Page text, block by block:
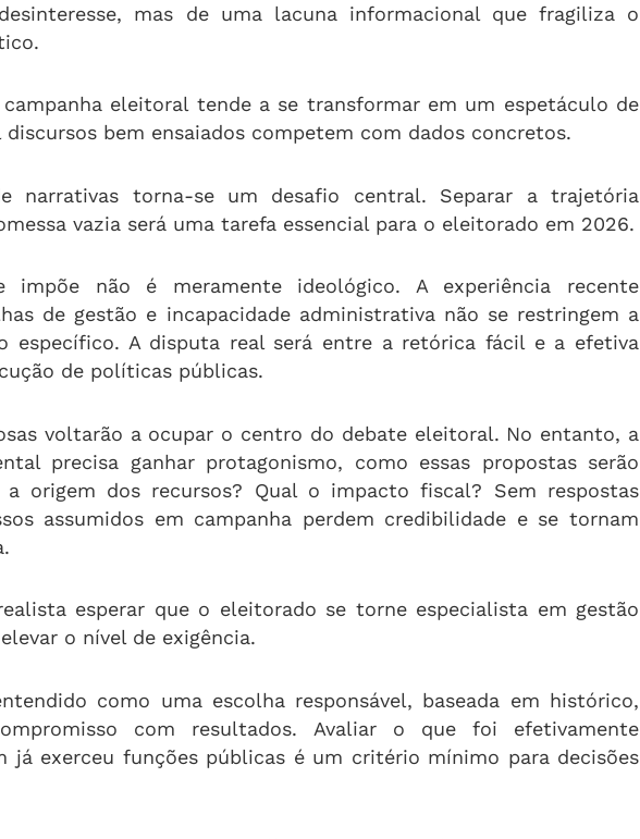
mas de uma lacuna informacional que fragiliza o
eleitoral tende a se transformar em um espetáculo de
bem ensaiados competem com dados concretos.
narrativas torna-se um desafio central. Separar a trajetória
vazia será uma tarefa essencial para o eleitorado em 2026.
impõe não é meramente ideológico. A experiência recente
de gestão e incapacidade administrativa não se restringem a
específico. A disputa real será entre a retórica fácil e a efetiva
de políticas públicas.
voltarão a ocupar o centro do debate eleitoral. No entanto, a
precisa ganhar protagonismo, como essas propostas serão
a origem dos recursos? Qual o impacto fiscal? Sem respostas
assumidos em campanha perdem credibilidade e se tornam
esperar que o eleitorado se torne especialista em gestão
o nível de exigência.
como uma escolha responsável, baseada em histórico,
com resultados. Avaliar o que foi efetivamente
já exerceu funções públicas é um critério mínimo para decisões